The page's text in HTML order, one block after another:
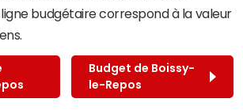
budgétaire correspond à la valeur
Budget de Boissy-
le-Repos